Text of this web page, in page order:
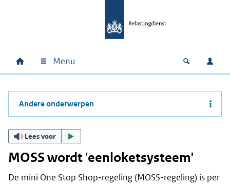
Hoofdnavigatie
Home Menu Open
Andere onderwerpen
Lees voor
MOSS wordt 'eenloketsysteem'
De mini One Stop Shop-regeling (MOSS-regeling) is per